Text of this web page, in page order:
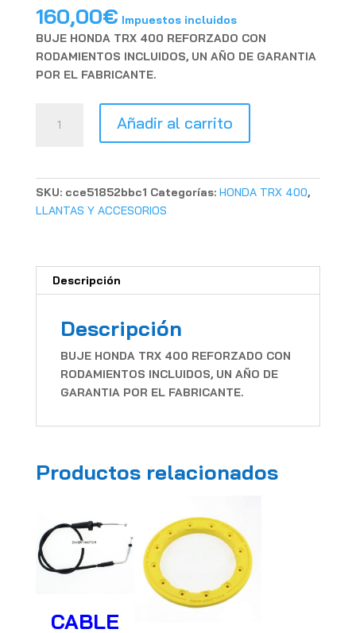
160,00€ Impuestos incluidos
BUJE HONDA TRX 400 REFORZADO CON
RODAMIENTOS INCLUIDOS, UN AÑO DE GARANTIA
POR EL FABRICANTE.
HONDA
Añadir al carrito
SKU: cce51852bbc1 Categorías: HONDA TRX 400,
LLANTAS Y ACCESORIOS
Descripción
Descripción
BUJE HONDA TRX 400 REFORZADO CON
RODAMIENTOS INCLUIDOS, UN AÑO DE
GARANTIA POR EL FABRICANTE.
Productos relacionados
CABLE